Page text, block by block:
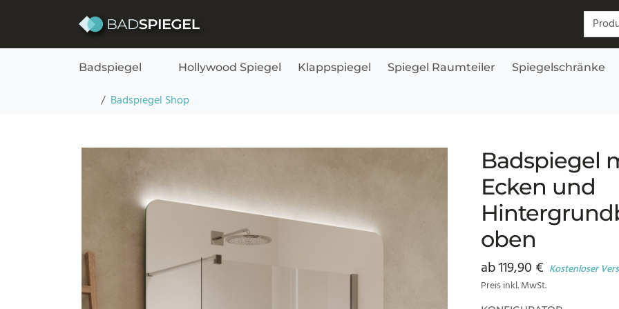
Badspiegel Hollywood Spiegel Klappspiegel Spiegel Raumteiler Spiegelschränke
Startseite
Badspiegel Shop
Badspiegel mit abgerundeten Ecken und Hintergrundbeleuchtung – Aurea oben
Badspiegel
Ecken und
oben
ab119,90 € Kostenloser
Preis inkl. MwSt.